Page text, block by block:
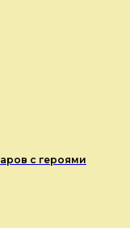
с героями